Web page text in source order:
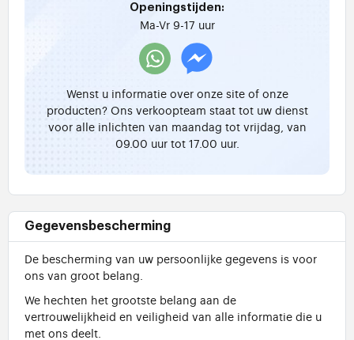
Openingstijden:
Ma-Vr 9-17 uur
Wenst u informatie over onze site of onze
producten? Ons verkoopteam staat tot uw dienst
voor alle inlichten van maandag tot vrijdag, van
09.00 uur tot 17.00 uur.
Gegevensbescherming
De bescherming van uw persoonlijke gegevens is voor
ons van groot belang.
We hechten het grootste belang aan de
vertrouwelijkheid en veiligheid van alle informatie die u
met ons deelt.